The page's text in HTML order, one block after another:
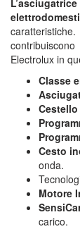
Electrolux in
Classe
Cesto
onda.
Motore
carico.